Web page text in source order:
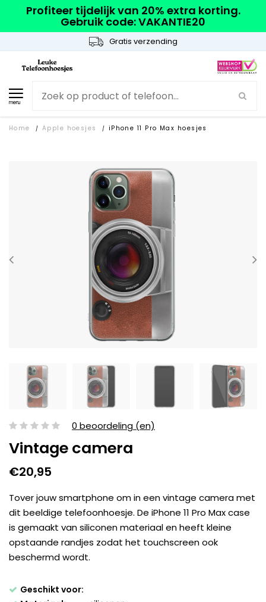
Profiteer tijdelijk van 20% extra korting.
Gebruik code: VAKANTIE20
Gratis verzending
menu
Home / Apple hoesjes / iPhone 11 Pro Max hoesjes
0 beoordeling (en)
Vintage camera
€20,95
Tover jouw smartphone om in een vintage camera met
dit beeldige telefoonhoesje. De iPhone 11 Pro Max case
is gemaakt van siliconen materiaal en heeft kleine
opstaande randjes zodat het touchscreen ook
beschermd wordt.
Geschikt voor: